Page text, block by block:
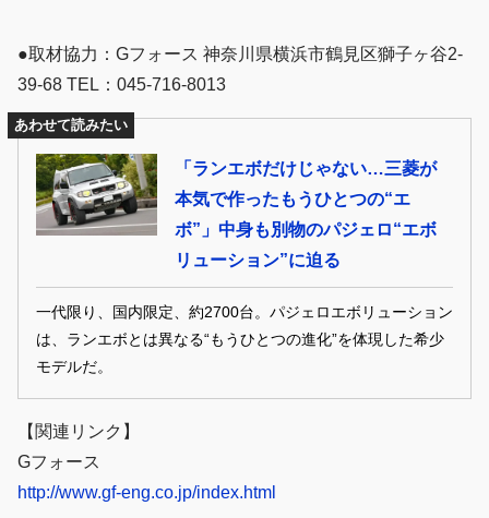
●取材協力：Gフォース 神奈川県横浜市鶴見区獅子ヶ谷2-
39-68 TEL：045-716-8013
あわせて読みたい
「ランエボだけじゃない…三菱が
本気で作ったもうひとつの“エ
ボ”」中身も別物のパジェロ“エボ
リューション”に迫る
一代限り、国内限定、約2700台。パジェロエボリューション
は、ランエボとは異なる“もうひとつの進化”を体現した希少
モデルだ。
【関連リンク】
Gフォース
http://www.gf-eng.co.jp/index.html